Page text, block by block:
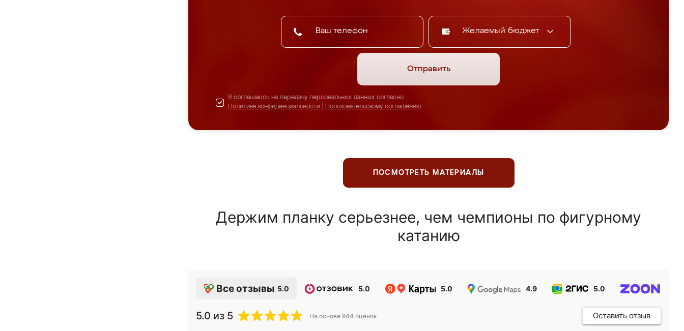
Желаемый бюджет
Отправить
Я соглашаюсь на передачу персональных данных согласно
Политике конфиденциальности
Пользовательскому соглашению
ПОСМОТРЕТЬ МАТЕРИАЛЫ
Держим планку серьезнее, чем чемпионы по фигурному
катанию
Все отзывы 5.0 5.0 5.0 4.9 5.0
5.0 из 5 На основе 944 оценок Оставить отзыв